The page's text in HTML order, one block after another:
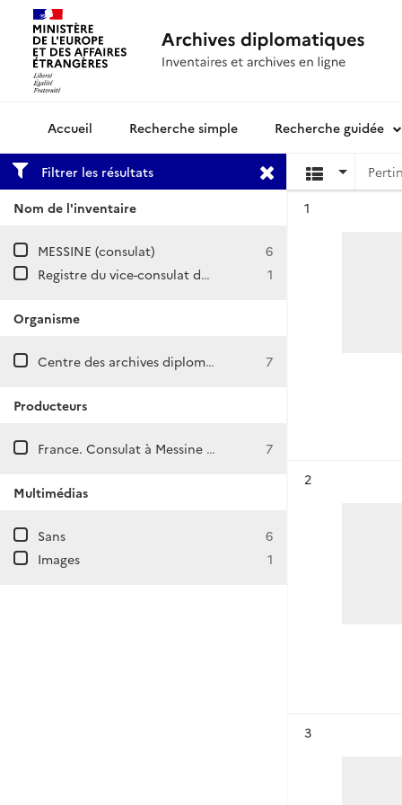
Archives diplomatiquesRecherche simple Recherche guidée
Filtrer les résultats
Nom de l'inventaire
MESSINE (consulat)
6
Registre du vice-consulat de France à Messine : correspondance départ avec le Département et les autorités françaises, touchant notamment à l’expédition de Garibaldi en Sicile (septembre 1857-novembre 1864).
1
Organisme
Centre des archives diplomatiques de Nantes 7
Producteurs
France. Consulat à Messine (Italie) 7
Multimédias
Sans
6
Images
1
1
2
3